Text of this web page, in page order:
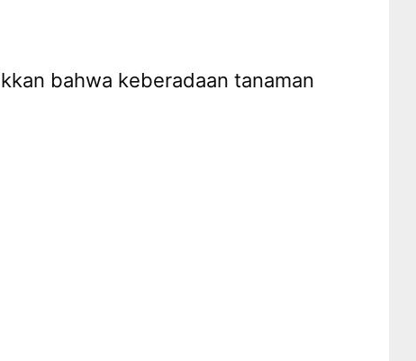
bahwa keberadaan tanaman